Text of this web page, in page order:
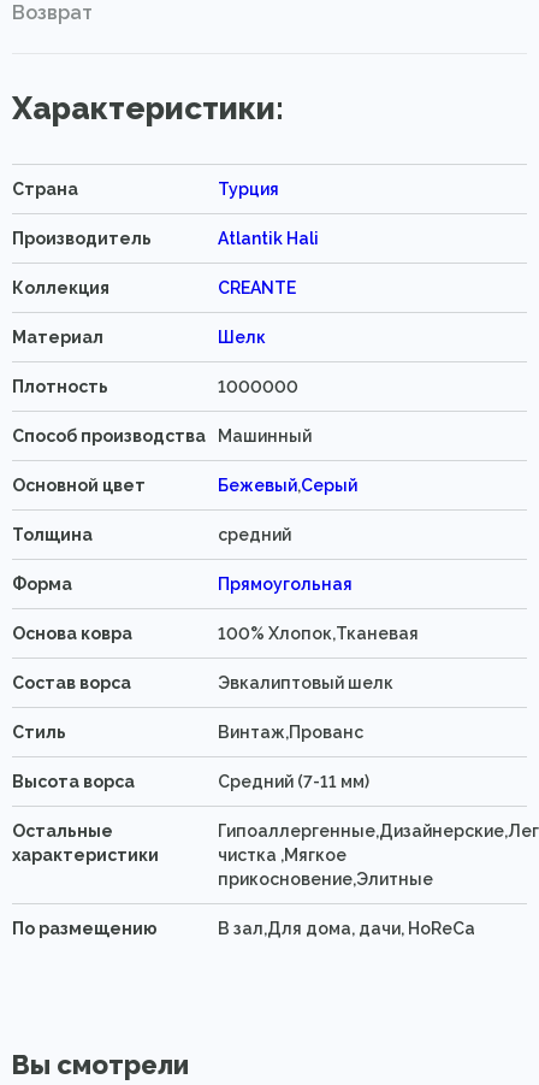
Возврат
Характеристики:
Страна Турция
Производитель Atlantik Hali
Коллекция CREANTE
Материал Шелк
Плотность 1000000
Способ производства Машинный
Основной цвет Бежевый,Серый
Толщина средний
Форма Прямоугольная
Основа ковра 100% Хлопок,Тканевая
Состав ворса Эвкалиптовый шелк
Стиль Винтаж,Прованс
Высота ворса Средний (7-11 мм)
Остальные
характеристики
чистка ,Мягкое
прикосновение,Элитные
По размещению В зал,Для дома, дачи, HoReCa
Вы смотрели